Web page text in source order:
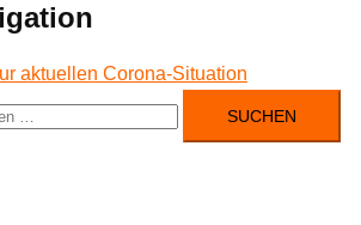
aktuellen Corona-Situation